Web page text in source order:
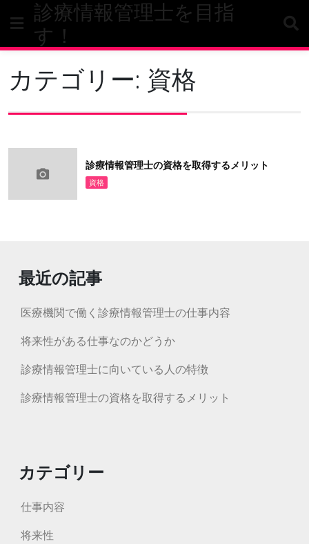
content
診療情報管理士を目指
す！
カテゴリー: 資格
診療情報管理士の資格を取得するメリット
資格
最近の記事
医療機関で働く診療情報管理士の仕事内容
将来性がある仕事なのかどうか
診療情報管理士に向いている人の特徴
診療情報管理士の資格を取得するメリット
カテゴリー
仕事内容
将来性